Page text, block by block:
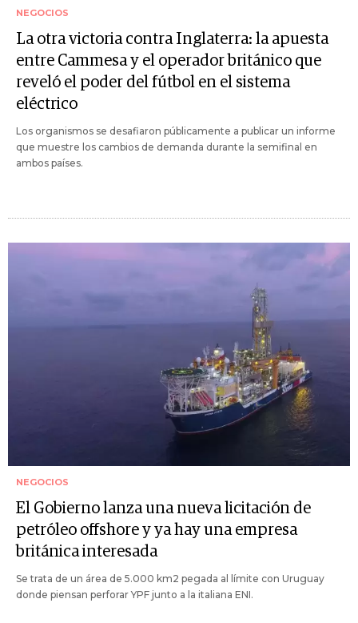
NEGOCIOS
La otra victoria contra Inglaterra: la apuesta
entre Cammesa y el operador británico que
reveló el poder del fútbol en el sistema
eléctrico
Los organismos se desafiaron públicamente a publicar un informe
que muestre los cambios de demanda durante la semifinal en
ambos países.
NEGOCIOS
El Gobierno lanza una nueva licitación de
petróleo offshore y ya hay una empresa
británica interesada
Se trata de un área de 5.000 km2 pegada al límite con Uruguay
donde piensan perforar YPF junto a la italiana ENI.